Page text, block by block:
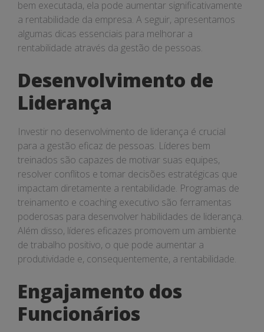
bem executada, ela pode aumentar significativamente
a rentabilidade da empresa. A seguir, apresentamos
algumas dicas essenciais para melhorar a
rentabilidade através da gestão de pessoas.
Desenvolvimento de
Liderança
Investir no desenvolvimento de liderança é crucial
para a gestão eficaz de pessoas. Líderes bem
treinados são capazes de motivar suas equipes,
resolver conflitos e tomar decisões estratégicas que
impactam diretamente a rentabilidade. Programas de
treinamento e coaching executivo são ferramentas
poderosas para desenvolver habilidades de liderança.
Além disso, líderes eficazes promovem um ambiente
de trabalho positivo, o que pode aumentar a
produtividade e, consequentemente, a rentabilidade.
Engajamento dos
Funcionários